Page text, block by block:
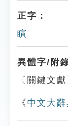
正字：
瞚
異體字/附
〔關鍵文獻
《 中文大辭